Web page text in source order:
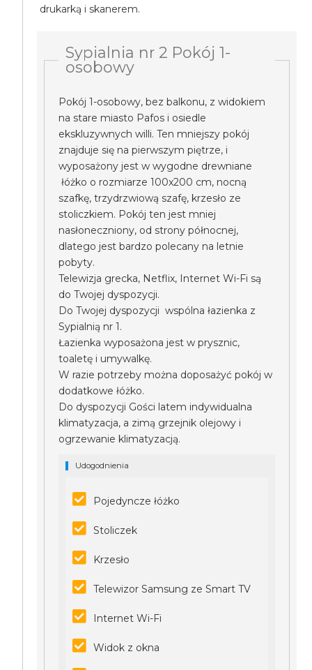
drukarką i skanerem.
Sypialnia nr 2 Pokój 1-
osobowy
Pokój 1-osobowy, bez balkonu, z widokiem
na stare miasto Pafos i osiedle
ekskluzywnych willi. Ten mniejszy pokój
znajduje się na pierwszym piętrze, i
wyposażony jest w wygodne drewniane
łóżko o rozmiarze 100x200 cm, nocną
szafkę, trzydrzwiową szafę, krzesło ze
stoliczkiem. Pokój ten jest mniej
nasłoneczniony, od strony północnej,
dlatego jest bardzo polecany na letnie
pobyty.
Telewizja grecka, Netflix, Internet Wi-Fi są
do Twojej dyspozycji.
Do Twojej dyspozycji wspólna łazienka z
Sypialnią nr 1.
Łazienka wyposażona jest w prysznic,
toaletę i umywalkę.
W razie potrzeby można doposażyć pokój w
dodatkowe łóżko.
Do dyspozycji Gości latem indywidualna
klimatyzacja, a zimą grzejnik olejowy i
ogrzewanie klimatyzacją.
Udogodnienia
Pojedyncze łóżko
Stoliczek
Krzesło
Telewizor Samsung ze Smart TV
Internet Wi-Fi
Widok z okna